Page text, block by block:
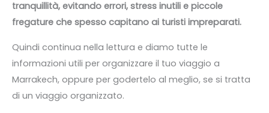
tranquillità, evitando errori, stress inutili e piccole
fregature che spesso capitano ai turisti impreparati.
Quindi continua nella lettura e diamo tutte le
informazioni utili per organizzare il tuo viaggio a
Marrakech, oppure per godertelo al meglio, se si tratta
di un viaggio organizzato.